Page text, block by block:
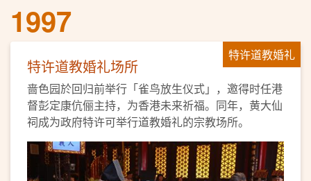
1997
特许道教婚礼
特许道教婚礼场所
啬色园於回归前举行「雀鸟放生仪式」，邀得时任港
督彭定康伉俪主持，为香港未来祈福。同年，黄大仙
祠成为政府特许可举行道教婚礼的宗教场所。